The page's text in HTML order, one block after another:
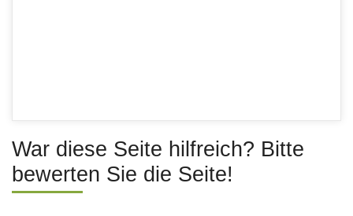
War diese Seite hilfreich? Bitte
bewerten Sie die Seite!